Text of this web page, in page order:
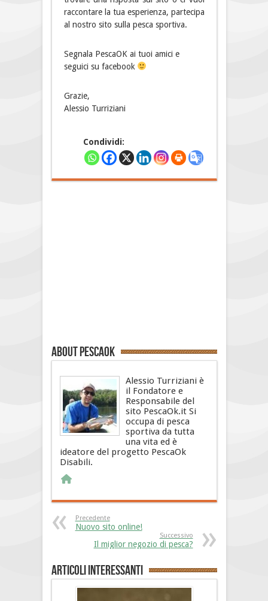
raccontare la tua esperienza, partecipa
al nostro sito sulla pesca sportiva.
Segnala PescaOK ai tuoi amici e
seguici su facebook
Grazie,
Alessio Turriziani
Condividi:
About PescaOk
Alessio Turriziani è
il Fondatore e
Responsabile del
sito PescaOk.it Si
occupa di pesca
sportiva da tutta
una vita ed è
ideatore del progetto PescaOk
Disabili.
Precedente
Nuovo sito online!
Successivo
Il miglior negozio di pesca?
Articoli interessanti